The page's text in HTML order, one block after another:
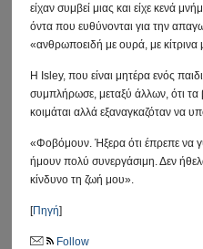
είχαν συμβεί μιας και είχε κενά
όντα που ευθύνονται για την
«ανθρωποειδή με ουρά, με κίτρινα
Η Isley, που είναι μητέρα ενός
συμπλήρωσε, μεταξύ άλλων, ότι τα
κοιμάται αλλά εξαναγκαζόταν να
«Φοβόμουν. Ήξερα ότι έπρεπε να
ήμουν πολύ συνεργάσιμη. Δεν
κίνδυνο τη ζωή μου».
[Πηγή]
Follow